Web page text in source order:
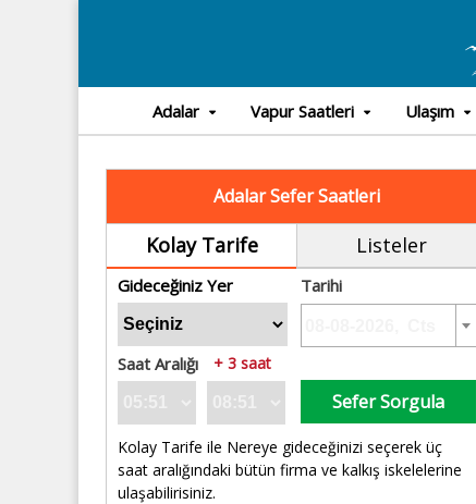
Adalar Vapur Saatleri Ulaşım
Adalar Sefer Saatleri
Kolay Tarife Listeler
Gideceğiniz Yer Tarihi
Saat Aralığı + 3 saat
Sefer Sorgula
Kolay Tarife ile Nereye gideceğinizi seçerek üç
saat aralığındaki bütün firma ve kalkış iskelelerine
ulaşabilirisiniz.